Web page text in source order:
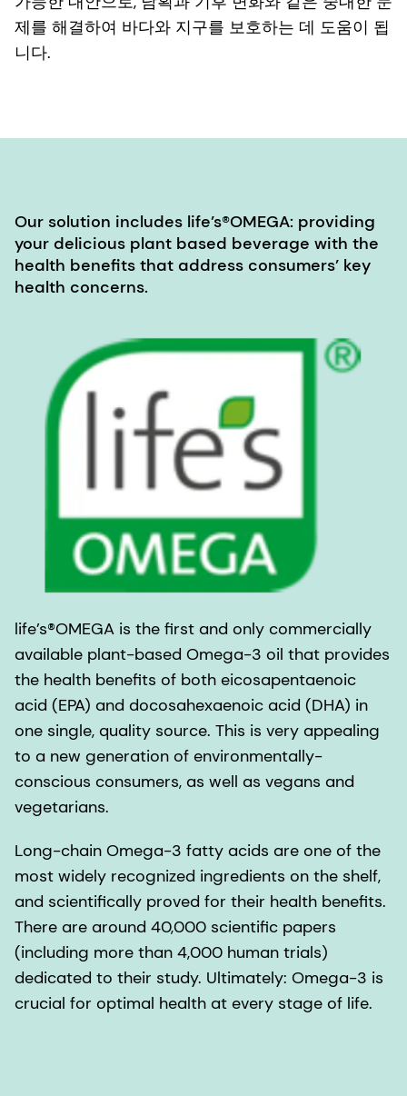
제를 해결하여 바다와 지구를 보호하는 데 도움이 됩
니다.
Our solution includes life’s®OMEGA: providing
your delicious plant based beverage with the
health benefits that address consumers’ key
health concerns.
life’s®OMEGA is the first and only commercially
available plant-based Omega-3 oil that provides
the health benefits of both eicosapentaenoic
acid (EPA) and docosahexaenoic acid (DHA) in
one single, quality source. This is very appealing
to a new generation of environmentally-
conscious consumers, as well as vegans and
vegetarians.
Long-chain Omega-3 fatty acids are one of the
most widely recognized ingredients on the shelf,
and scientifically proved for their health benefits.
There are around 40,000 scientific papers
(including more than 4,000 human trials)
dedicated to their study. Ultimately: Omega-3 is
crucial for optimal health at every stage of life.